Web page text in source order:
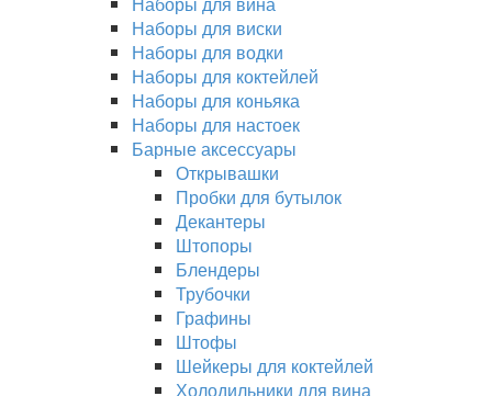
Наборы для виски
Наборы для водки
Наборы для коктейлей
Наборы для коньяка
Наборы для настоек
Барные аксессуары
Открывашки
Пробки для бутылок
Декантеры
Штопоры
Блендеры
Трубочки
Графины
Штофы
Шейкеры для коктейлей
Холодильники для вина